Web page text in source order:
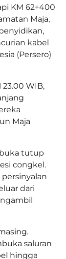
KM 62+400
Maja,
kabel
(Persero)
23.00 WIB,
Maja
tutup
congkel.
dari
saluran
hingga